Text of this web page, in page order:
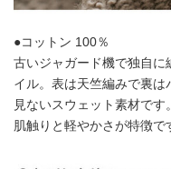
●コットン 100％
古いジャガード機で独自
イル。表は天竺編みで裏
見ないスウェット素材で
肌触りと軽やかさが特徴で